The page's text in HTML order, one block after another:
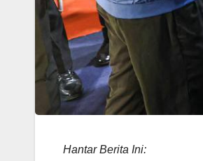
Hantar Berita Ini: